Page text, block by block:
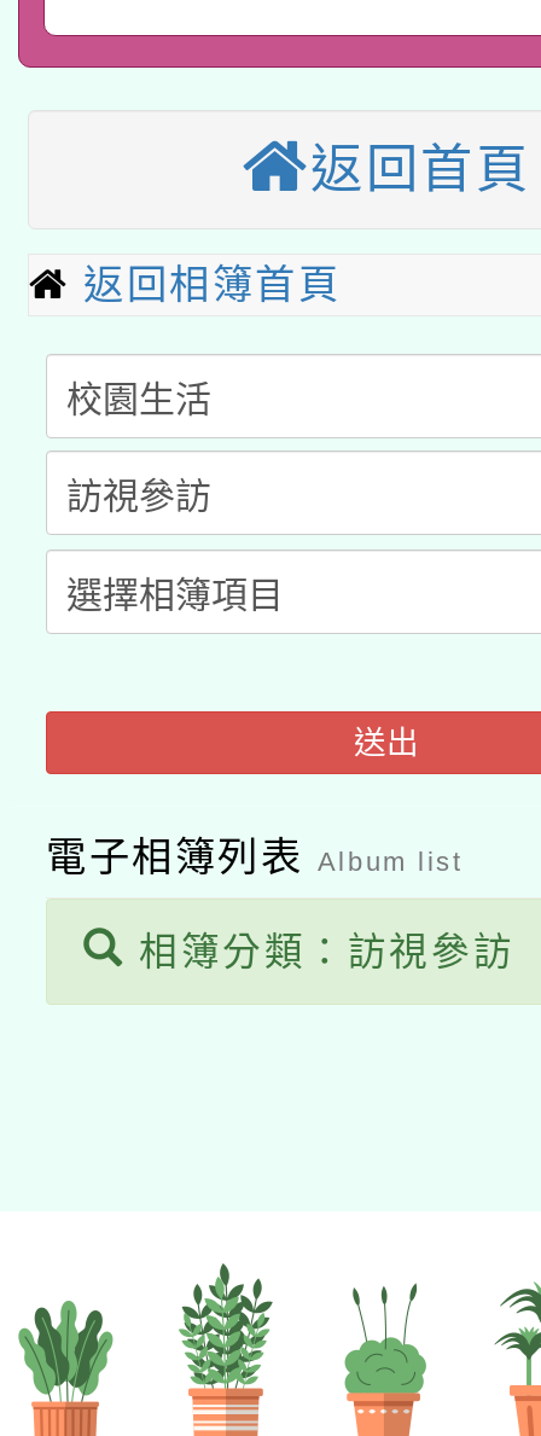
薪期間赴陸應申請許可
用水績優單位及節水達
動」
115年8月22日(星期六
桃園市孔廟祈福系列
2026年桃園地景藝術
本校115學年度第2次
招甄選結果公告(無人
適應運動共學行動站研
本館辦理115年度閱讀
暨閱讀推動專業研習
科技賦能─人工智慧
礎課程
A3數位素養講師名單
「數位內容與教學軟體
pilot」
有關大陸委員會函釋公
薪期間赴陸應申請許可
轉知經濟部水利署委託
用水績優單位及節水達
動」
桃園市孔廟祈福系列
2026年桃園地景藝術
返回首頁
返回相簿首頁
送出
電子相簿列表 Album list
相簿分類：訪視參訪